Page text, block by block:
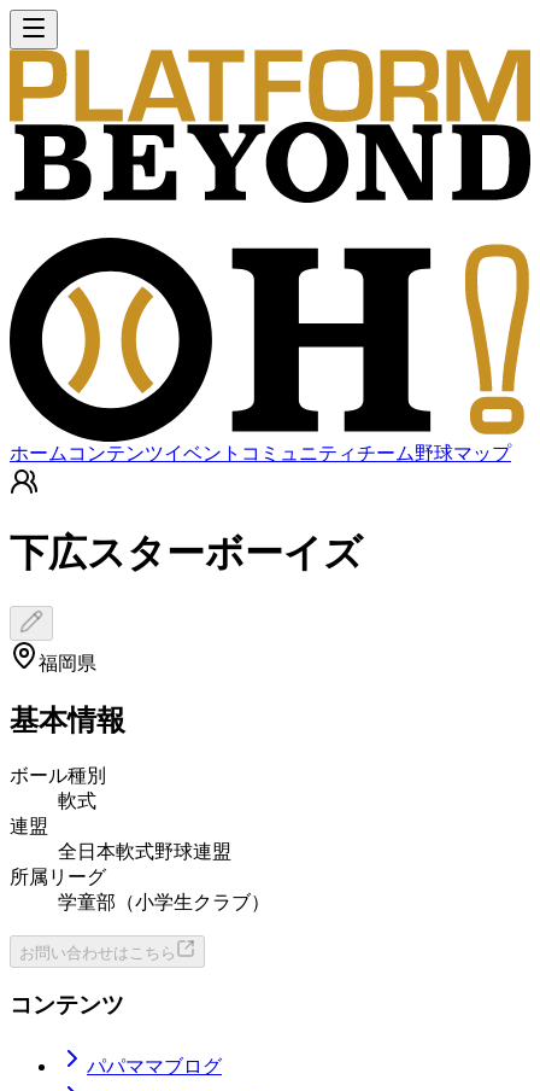
ホーム コンテンツイベント コミュニティチーム野球マップ
下広スターボーイズ
福岡県
基本情報
ボール種別
軟式
連盟
全日本軟式野球連盟
所属リーグ
学童部（小学生クラブ）
お問い合わせはこちら
コンテンツ
パパママブログ